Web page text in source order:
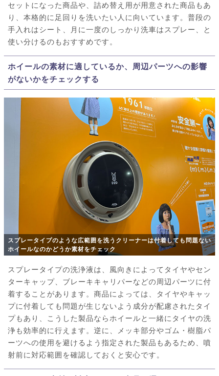
セットになった商品や、詰め替え用が用意された商品もあ
り、本格的に足回りを洗いたい人に向いています。普段の
手入れはシート、月に一度のしっかり洗車はスプレー、と
使い分けるのもおすすめです。
ホイールの素材に適しているか、周辺パーツへの影響
がないかをチェックする
スプレータイプのような広範囲を洗うクリーナーは付着しても問題ない
ホイールなのかどうか素材をチェック
スプレータイプの洗浄液は、風向きによってタイヤやセン
ターキャップ、ブレーキキャリパーなどの周辺パーツに付
着することがあります。商品によっては、タイヤやキャッ
プに付着しても問題が生じないよう成分が配慮されたタイ
プもあり、こうした製品ならホイールと一緒にタイヤの洗
浄も効率的に行えます。逆に、メッキ部分やゴム・樹脂パ
ーツへの使用を避けるよう指定された製品もあるため、噴
射前に対応範囲を確認しておくと安心です。